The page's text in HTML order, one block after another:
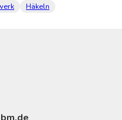
Häkeln